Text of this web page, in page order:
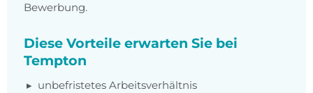
Bewerbung.
Diese Vorteile erwarten Sie bei
Tempton
unbefristetes Arbeitsverhältnis